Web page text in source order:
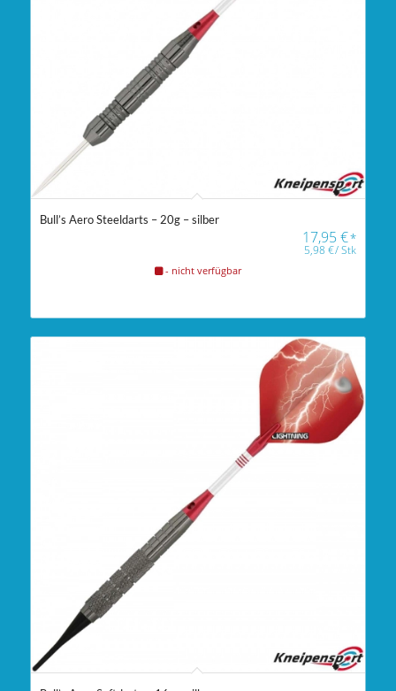
Bull’s Aero Steeldarts – 20g – silber
17,95€*
5,98€/Stk
- nicht verfügbar